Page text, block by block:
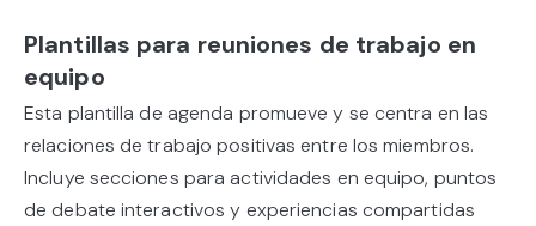
Plantillas para reuniones de trabajo en
equipo
Esta plantilla de agenda promueve y se centra en las
relaciones de trabajo positivas entre los miembros.
Incluye secciones para actividades en equipo, puntos
de debate interactivos y experiencias compartidas